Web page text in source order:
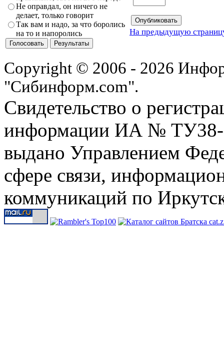
Не оправдал, он ничего не
делает, только говорит
Так вам и надо, за что боролись
на то и напоролись
На предыдущую
Copyright © 2006 - 2026
"Сибинформ.com".
Свидетельство о
информации ИА № ТУ38-
выдано Управлением
сфере связи,
коммуникаций по